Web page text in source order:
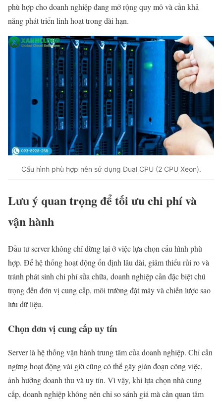
phù hợp cho doanh nghiệp đang mở rộng quy mô và cần khả
năng phát triển linh hoạt trong dài hạn.
Cấu hình phù hợp nên sử dụng Dual CPU (2 CPU Xeon).
Lưu ý quan trọng để tối ưu chi phí và
vận hành
Đầu tư server không chỉ dừng lại ở việc lựa chọn cấu hình phù
hợp. Để hệ thống hoạt động ổn định lâu dài, giảm thiểu rủi ro và
tránh phát sinh chi phí sửa chữa, doanh nghiệp cần đặc biệt chú
trọng đến đơn vị cung cấp, môi trường đặt máy và chiến lược sao
lưu dữ liệu.
Chọn đơn vị cung cấp uy tín
Server là hệ thống vận hành trung tâm của doanh nghiệp. Chỉ cần
ngừng hoạt động vài giờ cũng có thể gây gián đoạn công việc,
ảnh hưởng doanh thu và uy tín. Vì vậy, khi lựa chọn nhà cung
cấp, doanh nghiệp không nên chỉ so sánh giá mà cần quan tâm